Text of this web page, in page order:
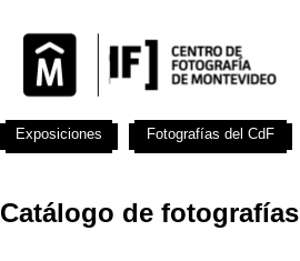
Catálogo de fotografías
Exposiciones Fotografías del CdF